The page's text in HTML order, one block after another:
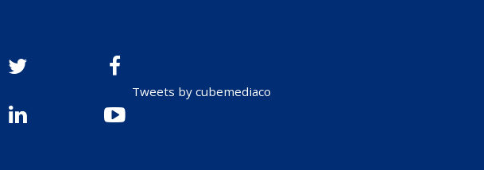
Tweets by cubemediaco